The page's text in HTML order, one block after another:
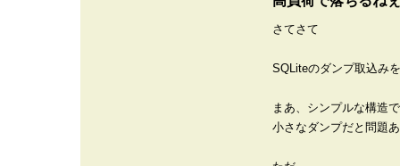
さてさて
SQLiteのダンプ取込み
まあ、シンプルな構造
小さなダンプだと問題